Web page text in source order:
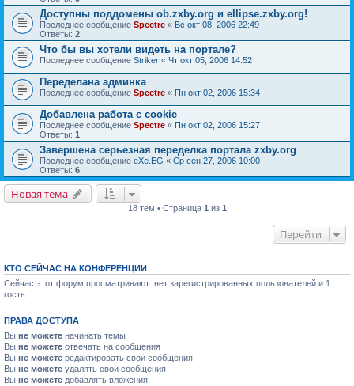
Доступны поддомены ob.zxby.org и ellipse.zxby.org!
Последнее сообщение Spectre « Вс окт 08, 2006 22:49
Ответы: 2
Что бы вы хотели видеть на портале?
Последнее сообщение Striker « Чт окт 05, 2006 14:52
Переделана админка
Последнее сообщение Spectre « Пн окт 02, 2006 15:34
Добавлена работа с cookie
Последнее сообщение Spectre « Пн окт 02, 2006 15:27
Ответы: 1
Завершена серьезная переделка портала zxby.org
Последнее сообщение eXe.EG « Ср сен 27, 2006 10:00
Ответы: 6
Новая тема
18 тем • Страница 1 из 1
Перейти
КТО СЕЙЧАС НА КОНФЕРЕНЦИИ
Сейчас этот форум просматривают: нет зарегистрированных пользователей и 1
гость
ПРАВА ДОСТУПА
Вы не можете начинать темы
Вы не можете отвечать на сообщения
Вы не можете редактировать свои сообщения
Вы не можете удалять свои сообщения
Вы не можете добавлять вложения